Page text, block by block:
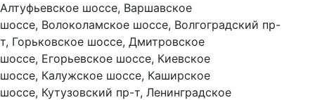
Алтуфьевское шоссе, Варшавское
шоссе, Волоколамское шоссе, Волгоградский пр-
т, Горьковское шоссе, Дмитровское
шоссе, Егорьевское шоссе, Киевское
шоссе, Калужское шоссе, Каширское
шоссе, Кутузовский пр-т, Ленинградское